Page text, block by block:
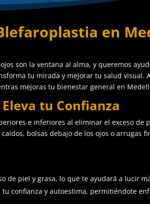
en
son la ventana al alma, y queremos
tu mirada y mejorar tu salud visual.
mejoras tu bienestar general en
tu Confianza
e inferiores al eliminar el exceso de
bolsas debajo de los ojos o arrugas
de piel y grasa, lo que te ayudará a lucir
confianza y autoestima, permitiéndote